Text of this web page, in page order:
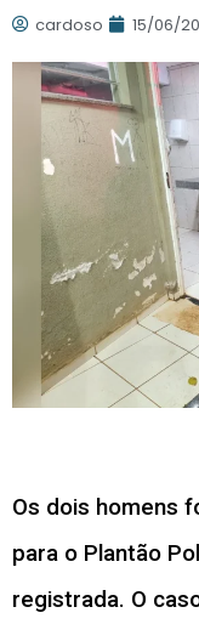
cardoso 15/06/
Os dois homens
para o Plantão
registrada. O